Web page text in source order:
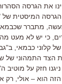
את הגרסה
הגרסה המיסטית
מתברר
כי יש לא מעט
קלוני כבמאי,
הצד התמהוני של
חזק על מוטיב
הוא – אולי, רק